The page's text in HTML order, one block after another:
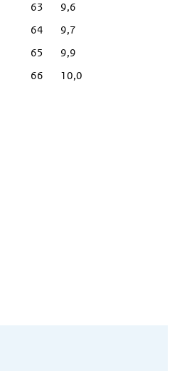
63
9,6
64
9,7
65
9,9
66
10,0